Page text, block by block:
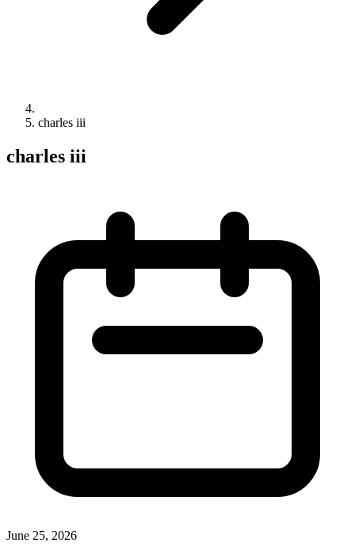
charles iii
charles iii
June 25, 2026